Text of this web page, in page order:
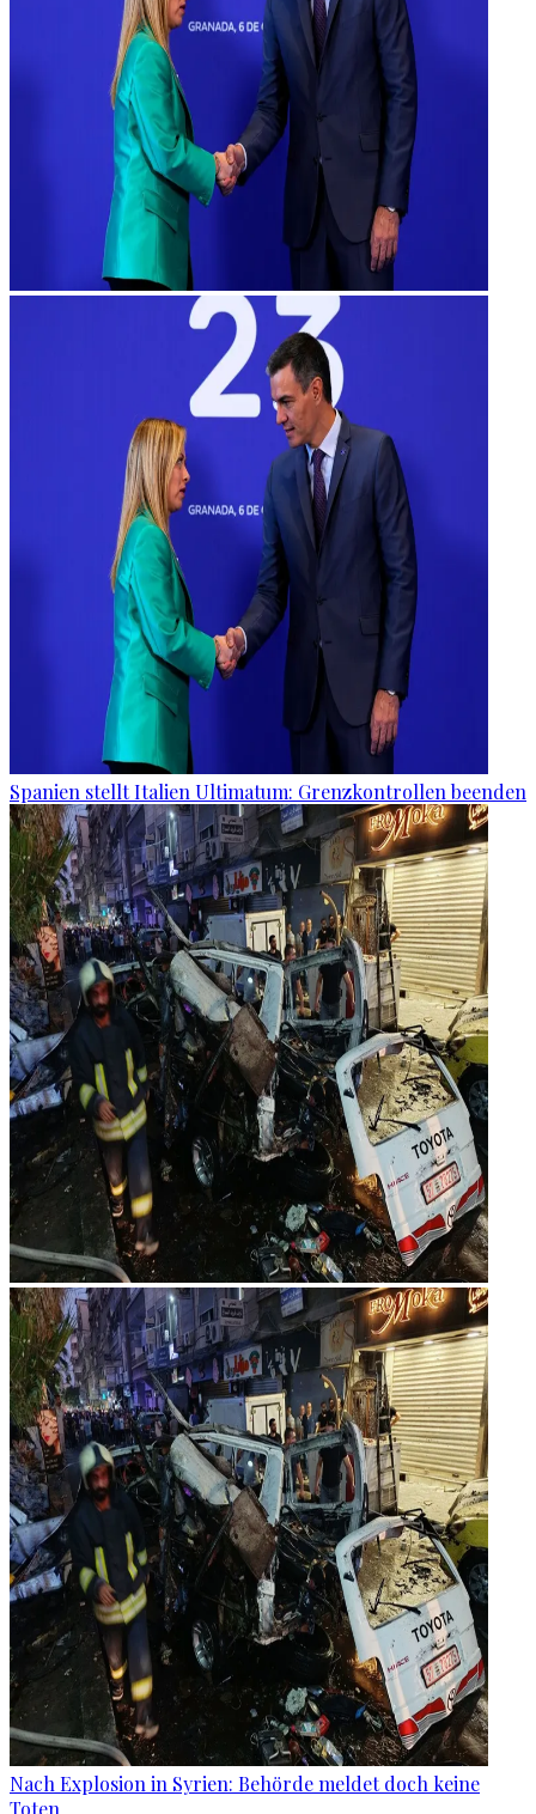
Spanien stellt Italien Ultimatum: Grenzkontrollen beenden
Nach Explosion in Syrien: Behörde meldet doch keine
Toten